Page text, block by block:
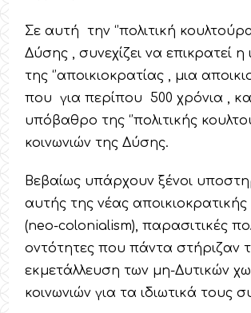
Σε αυτή την ‘’πολιτική
Δύσης , συνεχίζει να επικρατεί η
της ‘’αποικιοκρατίας , μια
που για περίπου 500 χρόνια ,
υπόβαθρο της ‘’πολιτικής
κοινωνιών της Δύσης.
Βεβαίως υπάρχουν ξένοι
αυτής της νέας αποικιοκρατικής
(neo-colonialism), παρασιτικές
οντότητες που πάντα στήριζαν
εκμετάλλευση των μη-Δυτικών
κοινωνιών για τα ιδιωτικά τους